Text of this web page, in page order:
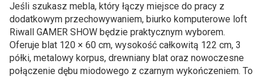
Jeśli szukasz mebla, który łączy miejsce do pracy z
dodatkowym przechowywaniem, biurko komputerowe loft
Riwall GAMER SHOW będzie praktycznym wyborem.
Oferuje blat 120 × 60 cm, wysokość całkowitą 122 cm, 3
półki, metalowy korpus, drewniany blat oraz nowoczesne
połączenie dębu miodowego z czarnym wykończeniem. To